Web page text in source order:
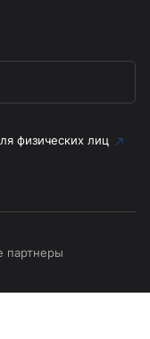
физических лиц
партнеры